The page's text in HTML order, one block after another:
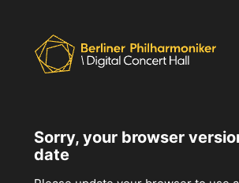
Sorry, your browser
date